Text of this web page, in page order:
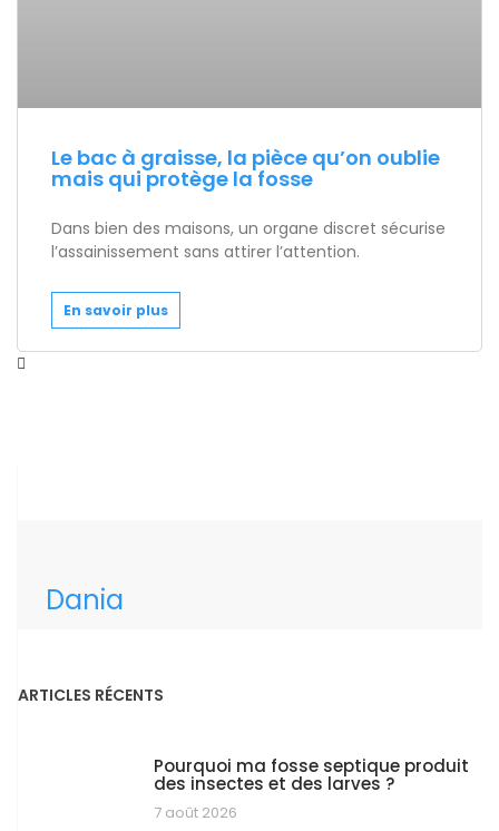
Le bac à graisse, la pièce qu’on oublie
mais qui protège la fosse
Dans bien des maisons, un organe discret sécurise
l’assainissement sans attirer l’attention.
En savoir plus
Dania
ARTICLES RÉCENTS
Pourquoi ma fosse septique produit
des insectes et des larves ?
7 août 2026